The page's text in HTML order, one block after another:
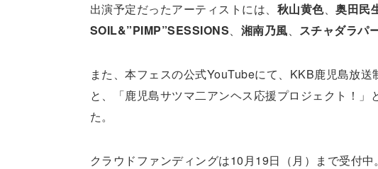
出演予定だったアーティストには、 秋山黄色、奥田民
SOIL&”PIMP”SESSIONS、 湘南乃風、 スチャダラパ
また、本フェスの公式YouTubeにて、KKB鹿児島放
と、「鹿児島サツマ二アンヘス応援プロジェクト！
た。
クラウドファンディングは10月19日（月）まで受付